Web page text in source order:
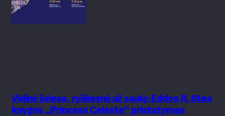
Vidinė šviesa, ryškesnė už saulę: Eddos R. Stea
knygos „Princess Celeste“ pristatymas